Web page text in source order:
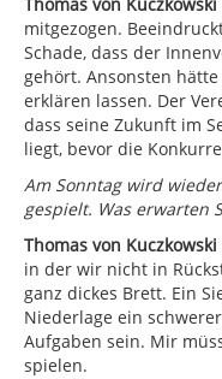
mitgezogen.
Schade, dass der
gehört. Ansonsten
erklären lassen. Der
dass seine Zukunft im
liegt, bevor die
Am Sonntag wird
gespielt. Was erwarten
Thomas von Kuczkowski
in der wir nicht in
ganz dickes Brett. Ein
Niederlage ein
Aufgaben sein. Mir
spielen.